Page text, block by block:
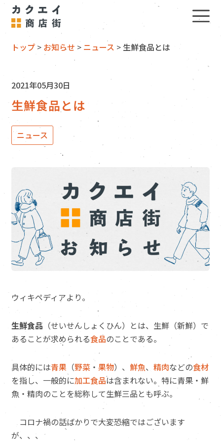
トップ > お知らせ > ニュース > 生鮮食品とは
2021年05月30日
生鮮食品とは
ニュース
ウィキペディアより。
生鮮食品 （せいせんしょくひん）とは、生鮮（新鮮）で
あることが求められる食品のことである。
具体的には青果 （野菜 ・果物）、 鮮魚、精肉などの食材
を指し、一般的に加工食品は含まれない。特に青果・鮮
魚・精肉のことを総称して生鮮三品とも呼ぶ。
コロナ禍の話ばかりで大変恐縮ではございます
が、、、